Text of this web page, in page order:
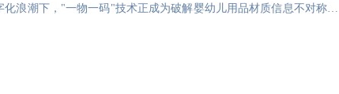
浪潮下，"一物一码"技术正成为破解婴幼儿用品材质信息不对称难